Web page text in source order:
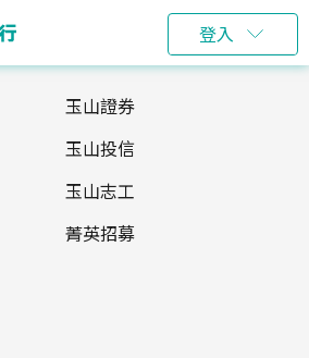
登入
玉山證券
玉山投信
玉山志工
菁英招募